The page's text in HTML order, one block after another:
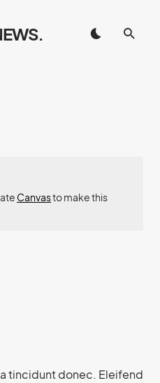
Canvasto make this
tincidunt donec. Eleifend